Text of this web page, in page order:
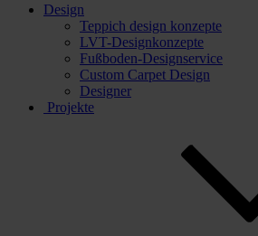
Design
Teppich design konzepte
LVT-Designkonzepte
Fußboden-Designservice
Custom Carpet Design
Designer
Projekte